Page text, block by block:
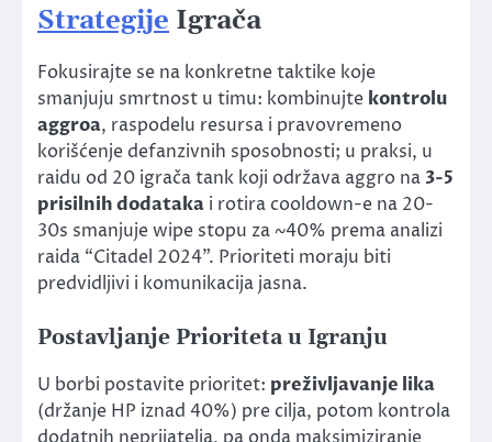
Strategije Igrača
Fokusirajte se na konkretne taktike koje
smanjuju smrtnost u timu: kombinujte kontrolu
aggroa, raspodelu resursa i pravovremeno
korišćenje defanzivnih sposobnosti; u praksi, u
raidu od 20 igrača tank koji održava aggro na 3-5
prisilnih dodataka i rotira cooldown-e na 20-
30s smanjuje wipe stopu za ~40% prema analizi
raida “Citadel 2024”. Prioriteti moraju biti
predvidljivi i komunikacija jasna.
Postavljanje Prioriteta u Igranju
U borbi postavite prioritet: preživljavanje lika
(držanje HP iznad 40%) pre cilja, potom kontrola